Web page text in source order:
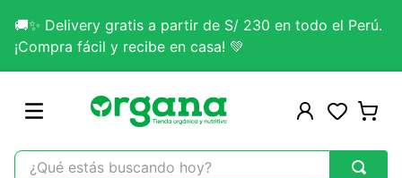
🚚✨ Delivery gratis a partir de S/ 230 en todo el Perú.
¡Compra fácil y recibe en casa! 💚
¿Qué estás buscando hoy?